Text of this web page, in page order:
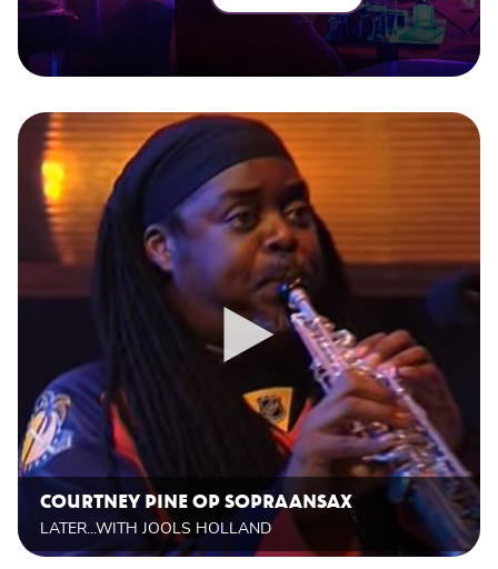
COURTNEY PINE OP SOPRAANSAX
LATER...WITH JOOLS HOLLAND